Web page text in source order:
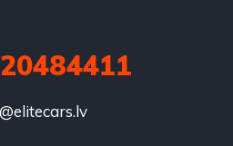
20484411